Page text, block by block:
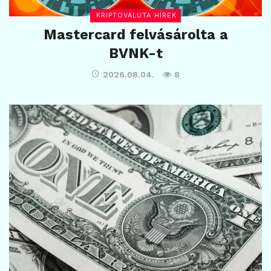
KRIPTOVALUTA HÍREK
Mastercard felvásárolta a
BVNK-t
2026.08.04. 8